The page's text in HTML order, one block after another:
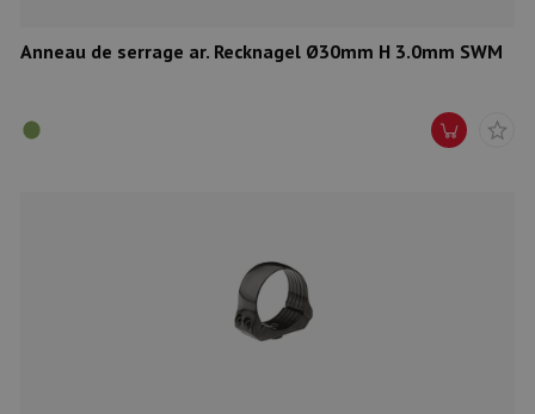
Anneau de serrage ar. Recknagel Ø30mm H 3.0mm SWM